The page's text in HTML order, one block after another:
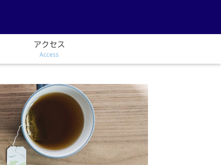
アクセス
Access